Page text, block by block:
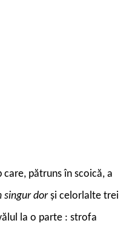
pătruns în scoică, a
singur dorși celorlalte trei
la o parte : strofa